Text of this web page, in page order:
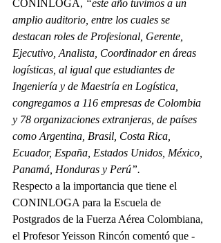
CONINLOGA, “este año tuvimos a un
amplio auditorio, entre los cuales se
destacan roles de Profesional, Gerente,
Ejecutivo, Analista, Coordinador en áreas
logísticas, al igual que estudiantes de
Ingeniería y de Maestría en Logística,
congregamos a 116 empresas de Colombia
y 78 organizaciones extranjeras, de países
como Argentina, Brasil, Costa Rica,
Ecuador, España, Estados Unidos, México,
Panamá, Honduras y Perú”.
Respecto a la importancia que tiene el
CONINLOGA para la Escuela de
Postgrados de la Fuerza Aérea Colombiana,
el Profesor Yeisson Rincón comentó que -